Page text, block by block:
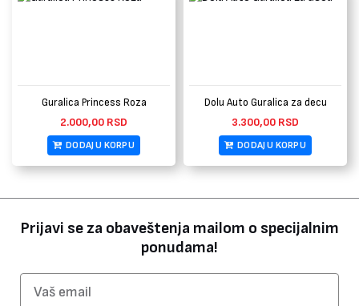
Guralica Princess Roza
2.000,00 RSD
DODAJ U KORPU
Dolu Auto Guralica za decu
3.300,00 RSD
DODAJ U KORPU
Prijavi se za obaveštenja mailom o specijalnim
ponudama!